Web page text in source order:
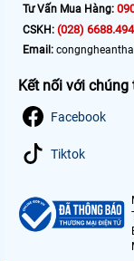
Tư Vấn Mua Hàng:
CSKH: (028)
Email:
Kết nối với chúng
Facebook
Tiktok